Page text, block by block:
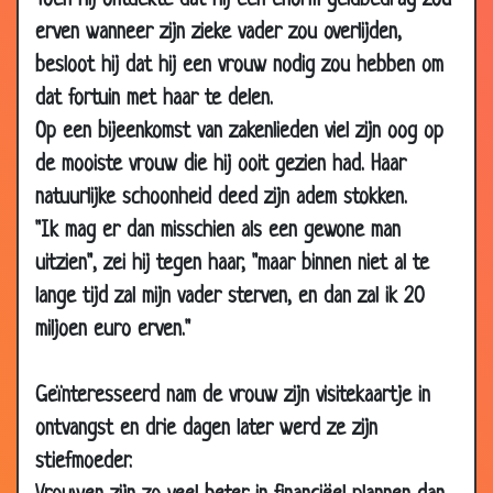
erven wanneer zijn zieke vader zou overlijden,
besloot hij dat hij een vrouw nodig zou hebben om
dat fortuin met haar te delen.
Op een bijeenkomst van zakenlieden viel zijn oog op
de mooiste vrouw die hij ooit gezien had. Haar
natuurlijke schoonheid deed zijn adem stokken.
"Ik mag er dan misschien als een gewone man
uitzien", zei hij tegen haar, "maar binnen niet al te
lange tijd zal mijn vader sterven, en dan zal ik 20
miljoen euro erven."
Geïnteresseerd nam de vrouw zijn visitekaartje in
ontvangst en drie dagen later werd ze zijn
stiefmoeder.
06 Jan
2009
De perfecte vrouw
24 Dec
2008
De echtgenoot die zijn trouwdag
vergeten was
23 Dec
Theorie versus praktijk
21 Dec
Lekker geurtje.
2008
Vliegangst 3.07
17 Dec
2008
Niet echt ontroerd
12 Dec
Geld voor eten